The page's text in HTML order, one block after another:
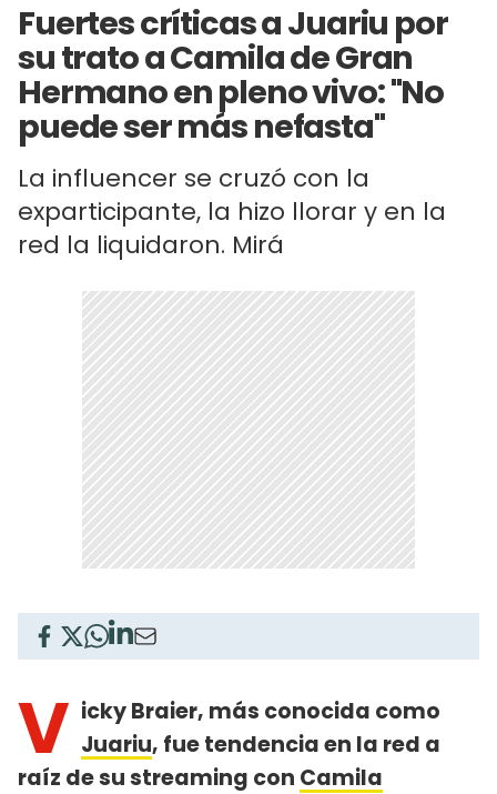
Fuertes críticas a Juariu por
su trato a Camila de Gran
Hermano en pleno vivo: "No
puede ser más nefasta"
La influencer se cruzó con la
exparticipante, la hizo llorar y en la
red la liquidaron. Mirá
V icky Braier, más conocida como
Juariu, fue tendencia en la red a
raíz de su streaming con Camila